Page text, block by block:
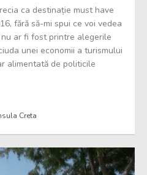
ca destinație must have
fără să-mi spui ce voi vedea
ar fi fost printre alegerile
unei economii a turismului
alimentată de politicile
Creta